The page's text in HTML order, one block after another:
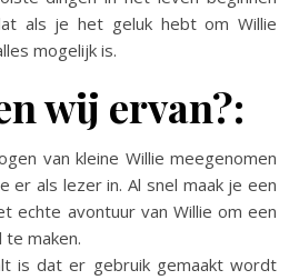
als je het geluk hebt om Willie
mogelijk is.
wij ervan?:
van kleine Willie meegenomen
er als lezer in. Al snel maak je een
echte avontuur van Willie om een
te maken.
is dat er gebruik gemaakt wordt